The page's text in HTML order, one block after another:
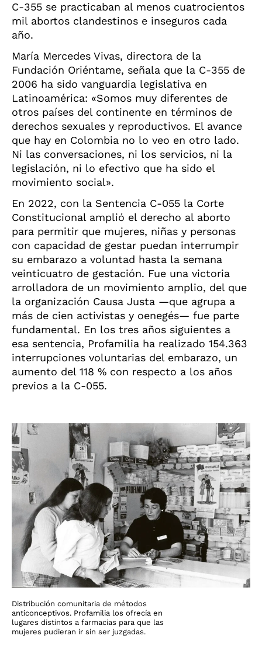
C-355 se practicaban al menos cuatrocientos
mil abortos clandestinos e inseguros cada
año.
María Mercedes Vivas, directora de la
Fundación Oriéntame, señala que la C-355 de
2006 ha sido vanguardia legislativa en
Latinoamérica: «Somos muy diferentes de
otros países del continente en términos de
derechos sexuales y reproductivos. El avance
que hay en Colombia no lo veo en otro lado.
Ni las conversaciones, ni los servicios, ni la
legislación, ni lo efectivo que ha sido el
movimiento social».
En 2022, con la Sentencia C-055 la Corte
Constitucional amplió el derecho al aborto
para permitir que mujeres, niñas y personas
con capacidad de gestar puedan interrumpir
su embarazo a voluntad hasta la semana
veinticuatro de gestación. Fue una victoria
arrolladora de un movimiento amplio, del que
la organización Causa Justa —que agrupa a
más de cien activistas y oenegés— fue parte
fundamental. En los tres años siguientes a
esa sentencia, Profamilia ha realizado 154.363
interrupciones voluntarias del embarazo, un
aumento del 118 % con respecto a los años
previos a la C-055.
Distribución comunitaria de métodos
anticonceptivos. Profamilia los ofrecía en
lugares distintos a farmacias para que las
mujeres pudieran ir sin ser juzgadas.